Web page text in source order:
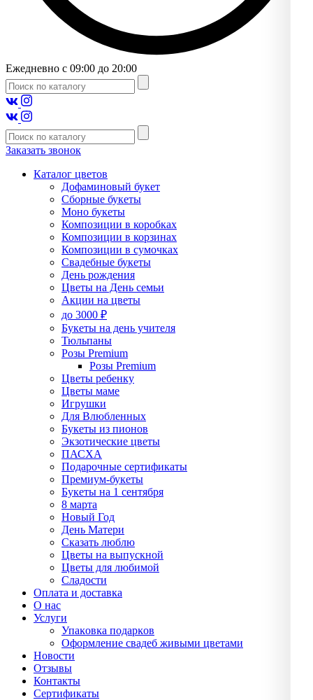
Ежедневно с 09:00 до 20:00
Заказать звонок
Каталог цветов
Дофаминовый букет
Сборные букеты
Моно букеты
Композиции в коробках
Композиции в корзинах
Композиции в сумочках
Свадебные букеты
День рождения
Цветы на День семьи
Акции на цветы
до 3000 ₽
Букеты на день учителя
Тюльпаны
Розы Premium
Розы Premium
Цветы ребенку
Цветы маме
Игрушки
Для Влюбленных
Букеты из пионов
Экзотические цветы
ПАСХА
Подарочные сертификаты
Премиум-букеты
Букеты на 1 сентября
8 марта
Новый Год
День Матери
Сказать люблю
Цветы на выпускной
Цветы для любимой
Сладости
Оплата и доставка
О нас
Услуги
Упаĸовĸа подарĸов
Оформление свадеб живыми цветами
Новости
Отзывы
Контакты
Сертификаты